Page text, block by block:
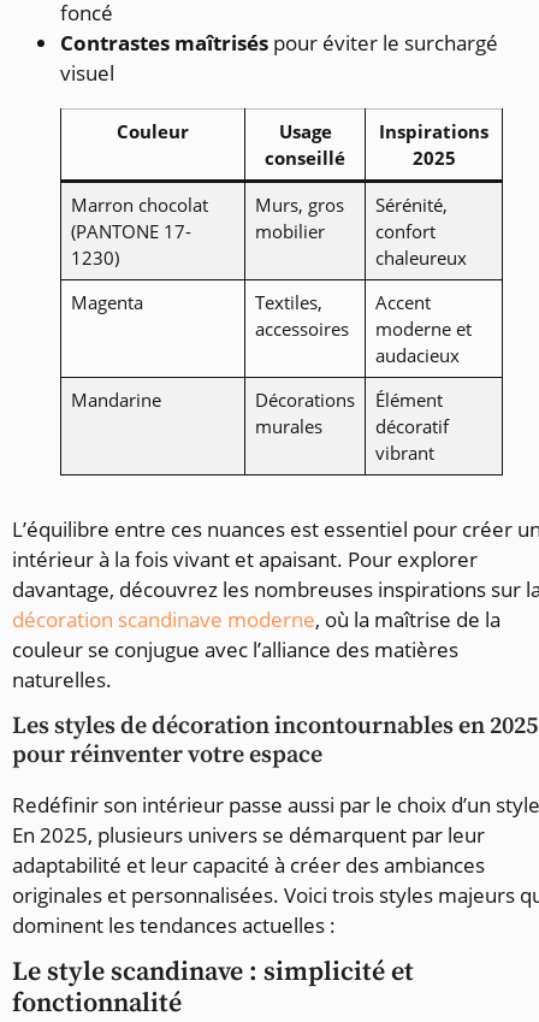
foncé
Contrastes maîtrisés pour éviter le surchargé
visuel
Couleur
Usage
conseillé
Inspirations
2025
Marron chocolat
(PANTONE 17-
1230)
Murs, gros
mobilier
Sérénité,
confort
chaleureux
Magenta
Textiles,
accessoires
Accent
moderne et
audacieux
Mandarine
Décorations
murales
Élément
décoratif
vibrant
L’équilibre entre ces nuances est essentiel pour créer
intérieur à la fois vivant et apaisant. Pour explorer
davantage, découvrez les nombreuses inspirations sur
décoration scandinave moderne, où la maîtrise de la
couleur se conjugue avec l’alliance des matières
naturelles.
Les styles de décoration incontournables en 2025
pour réinventer votre espace
Redéfinir son intérieur passe aussi par le choix d’un
En 2025, plusieurs univers se démarquent par leur
adaptabilité et leur capacité à créer des ambiances
originales et personnalisées. Voici trois styles majeurs
dominent les tendances actuelles :
Le style scandinave : simplicité et
fonctionnalité